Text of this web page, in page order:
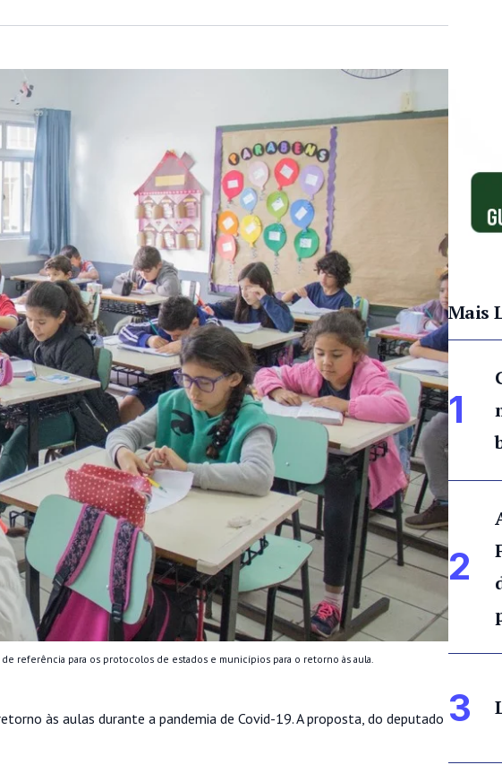
referência para os protocolos de estados e municípios para o retorno às aula.
às aulas durante a pandemia de Covid-19. A proposta, do deputado
Mais
1
2
3